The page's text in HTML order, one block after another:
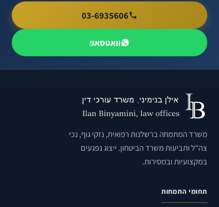
03-6935606
וואטסאפ
משרד המתמחה ברשלנות רפואית, נזקי גוף, נכי
צה"ל ותביעות משרד הביטחון. ייצוג נפגעים
במקצועיות ובמסירות.
תחומי התמחות